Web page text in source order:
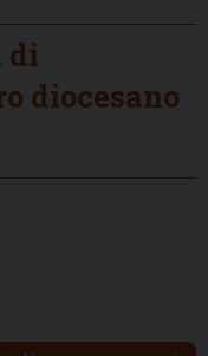
di
diocesano